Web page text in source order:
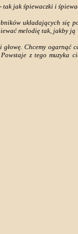
jak śpiewaczki i
układających się
melodię tak, jakby ją
Chcemy ogarnąć
z tego muzyka